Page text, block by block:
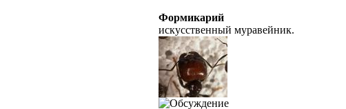
Формикарий
искусственный муравейник.